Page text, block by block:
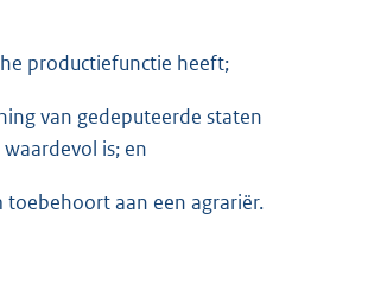
productiefunctie heeft;
van gedeputeerde staten
is; en
toebehoort aan een agrariër.